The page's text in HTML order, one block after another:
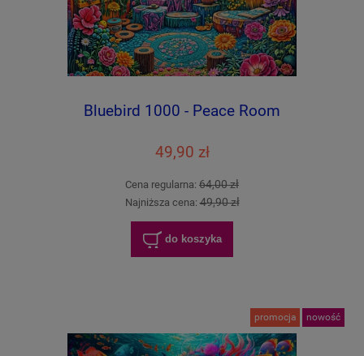
Bluebird 1000 - Peace Room
49,90 zł
Cena regularna: 64,00 zł
Najniższa cena:49,90 zł
do koszyka
promocja nowość